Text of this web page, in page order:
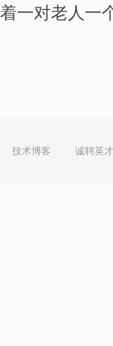
着一对老人 一
技术博客 诚聘英才